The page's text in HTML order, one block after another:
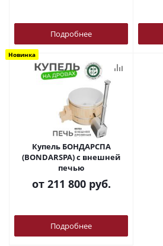
Подробнее
Новинка
Купель БОНДАРСПА
(BONDARSPA) с внешней
печью
от 211 800 руб.
Подробнее